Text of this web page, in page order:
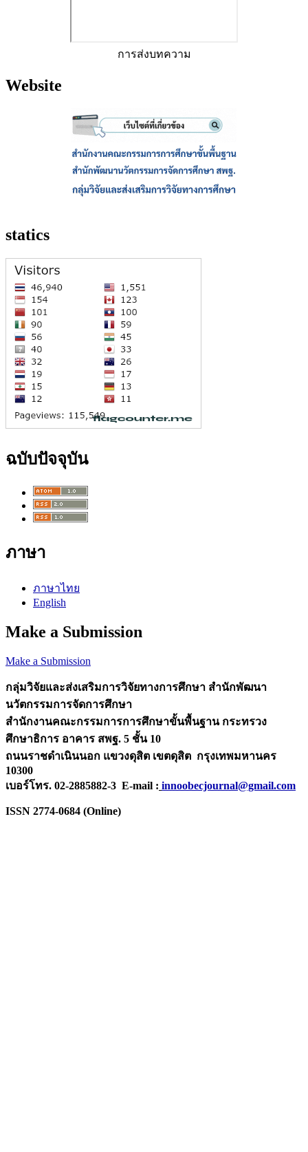
การส่งบทความ
Website
statics
ฉบับปัจจุบัน
ภาษา
ภาษาไทย
English
Make a Submission
Make a Submission
กลุ่มวิจัยและส่งเสริมการวิจัยทางการศึกษา สำนักพัฒนา
นวัตกรรมการจัดการศึกษา
สำนักงานคณะกรรมการการศึกษาขั้นพื้นฐาน กระทรวง
ศึกษาธิการ อาคาร สพฐ. 5 ชั้น 10
ถนนราชดำเนินนอก แขวงดุสิต เขตดุสิต กรุงเทพมหานคร
10300
เบอร์โทร. 02-2885882-3 E-mail : innoobecjournal@gmail.com
ISSN 2774-0684 (Online)